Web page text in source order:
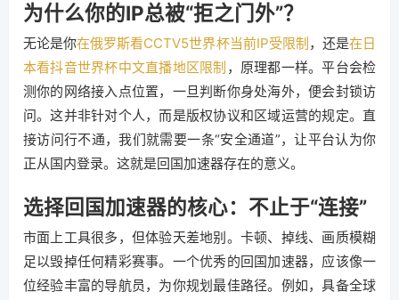
为什么你的IP总被“拒之门外”？
无论是你在俄罗斯看CCTV5世界杯当前IP受限制，还是在日
本看抖音世界杯中文直播地区限制 ，原理都一样。平台会检
测你的网络接入点位置，一旦判断你身处海外，便会封锁访
问。这并非针对个人，而是版权协议和区域运营的规定。直
接访问行不通，我们就需要一条“安全通道”，让平台认为你
正从国内登录。这就是回国加速器存在的意义。
选择回国加速器的核心：不止于“连接”
市面上工具很多，但体验天差地别。卡顿、掉线、画质模糊
足以毁掉任何精彩赛事。一个优秀的回国加速器，应该像一
位经验丰富的导航员，为你规划最佳路径。例如，具备全球